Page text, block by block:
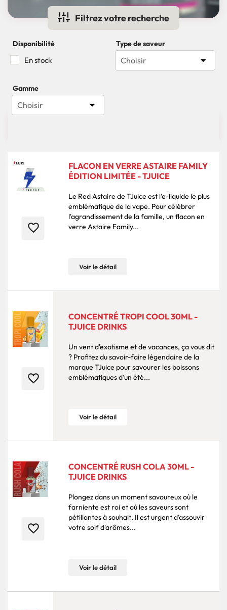
Filtrez votre recherche
Disponibilité
En stock
Type de saveur
Choisir 
Gamme
Choisir 
favorite_border
FLACON EN VERRE ASTAIRE FAMILY
ÉDITION LIMITÉE - TJUICE
Le Red Astaire de TJuice est l'e-liquide le plus
emblématique de la vape. Pour célébrer
l'agrandissement de la famille, un flacon en
verre Astaire Family...
Voir le détail
favorite_border
CONCENTRÉ TROPI COOL 30ML -
TJUICE DRINKS
Un vent d'exotisme et de vacances, ça vous dit
? Profitez du savoir-faire légendaire de la
marque TJuice pour savourer les boissons
emblématiques d'un été...
Voir le détail
favorite_border
CONCENTRÉ RUSH COLA 30ML -
TJUICE DRINKS
Plongez dans un moment savoureux où le
farniente est roi et où les saveurs sont
pétillantes à souhait. Il est urgent d'assouvir
votre soif d'arômes...
Voir le détail